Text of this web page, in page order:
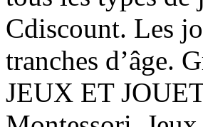
Cdiscount. Les
tranches d’âge.
JEUX ET